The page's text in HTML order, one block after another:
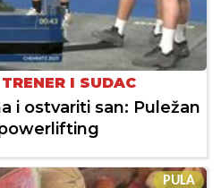
I SUDAC
i ostvariti san: Puležan
PULA